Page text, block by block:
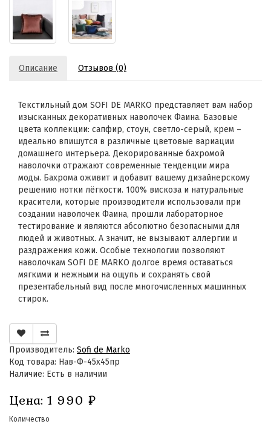
Описание Отзывов (0)
Текстильный дом SOFI DE MARKO представляет вам набор
изысканных декоративных наволочек Фаина. Базовые
цвета коллекции: сапфир, стоун, светло-серый, крем –
идеально впишутся в различные цветовые вариации
домашнего интерьера. Декорированные бахромой
наволочки отражают современные тенденции мира
моды. Бахрома оживит и добавит вашему дизайнерскому
решению нотки лёгкости. 100% вискоза и натуральные
красители, которые производители использовали при
создании наволочек Фаина, прошли лабораторное
тестирование и являются абсолютно безопасными для
людей и животных. А значит, не вызывают аллергии и
раздражения кожи. Особые технологии позволяют
наволочкам SOFI DE MARKO долгое время оставаться
мягкими и нежными на ощупь и сохранять свой
презентабельный вид после многочисленных машинных
стирок.
Производитель: Sofi de Marko
Код товара: Нав-Ф-45х45пр
Наличие: Есть в наличии
Цена: 1 990 ₽
Количество